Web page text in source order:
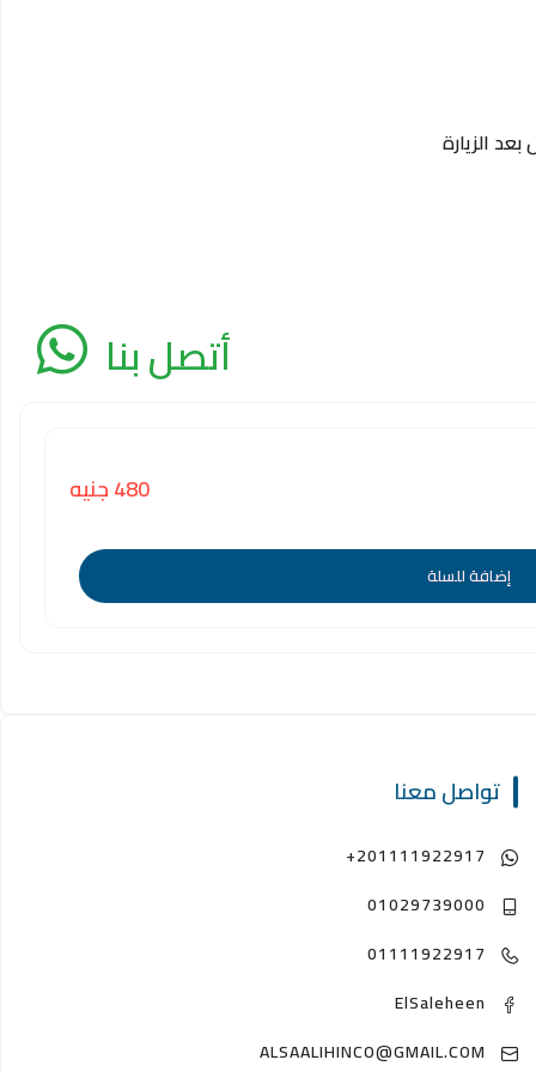
الزيارة
أتصل بنا
480 جنيه
إضافة للسلة
تواصل معنا
+201111922917
01029739000
01111922917
ElSaleheen
ALSAALIHINCO@GMAIL.COM